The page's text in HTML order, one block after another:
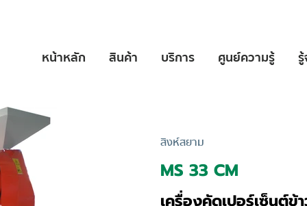
หน้าหลัก สินค้า บริการ ศูนย์ความรู้
สิงห์สยาม
MS 33 CM
เครื่องคัดเปอร์เซ็นต์ข้